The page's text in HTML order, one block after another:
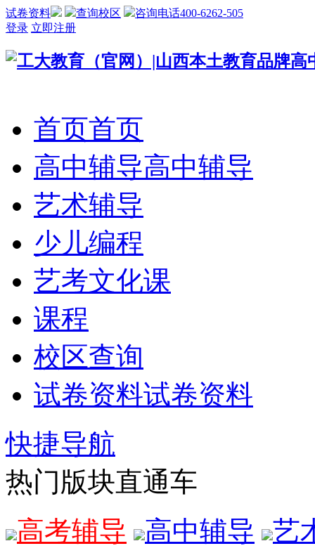
试卷资料 查询校区
咨询电话400-6262-505
登录 立即注册
首页首页
高中辅导高中辅导
艺术辅导
少儿编程
艺考文化课
课程
校区查询
试卷资料试卷资料
快捷导航
热门版块直通车
高考辅导
高中辅导
艺